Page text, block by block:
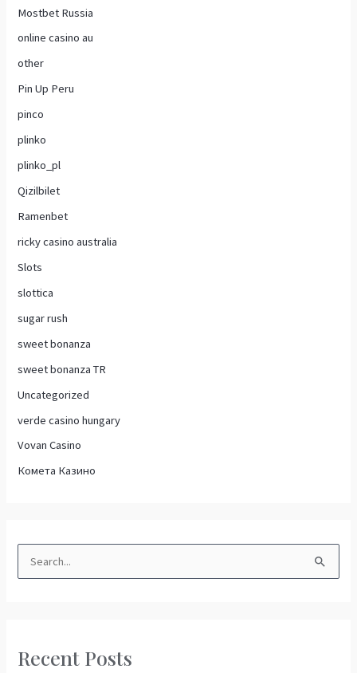
Mostbet Russia
online casino au
other
Pin Up Peru
pinco
plinko
plinko_pl
Qizilbilet
Ramenbet
ricky casino australia
Slots
slottica
sugar rush
sweet bonanza
sweet bonanza TR
Uncategorized
verde casino hungary
Vovan Casino
Комета Казино
c
Recent Posts